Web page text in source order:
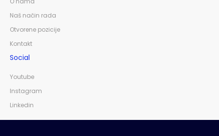
Naš način rada
Otvorene pozicije
Kontakt
Social
Youtube
Instagram
Linkedin